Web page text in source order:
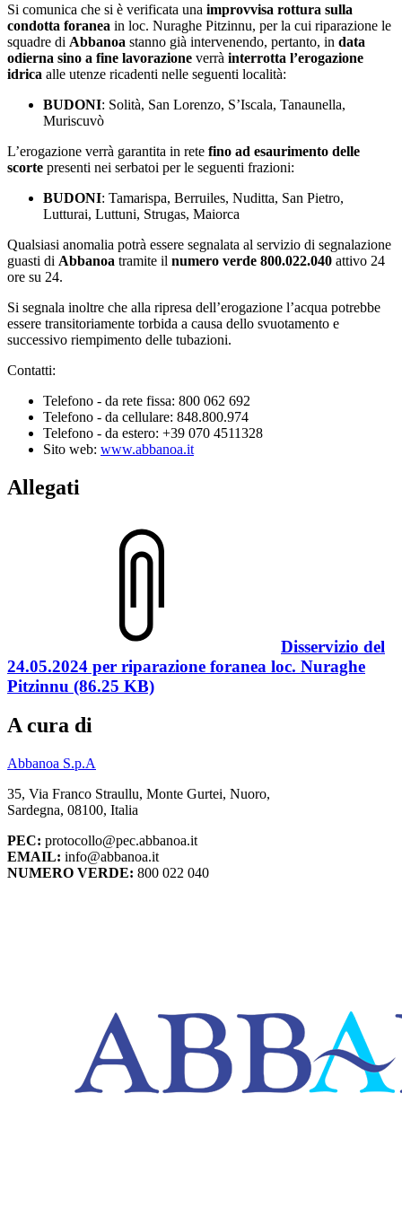
Si comunica che si è verificata una improvvisa rottura sulla
condotta foranea in loc. Nuraghe Pitzinnu, per la cui riparazione le
squadre di Abbanoa stanno già intervenendo, pertanto, in data
odierna sino a fine lavorazione verrà interrotta l’erogazione
idrica alle utenze ricadenti nelle seguenti località:
BUDONI: Solità, San Lorenzo, S’Iscala, Tanaunella,
Muriscuvò
L’erogazione verrà garantita in rete fino ad esaurimento delle
scorte presenti nei serbatoi per le seguenti frazioni:
BUDONI: Tamarispa, Berruiles, Nuditta, San Pietro,
Lutturai, Luttuni, Strugas, Maiorca
Qualsiasi anomalia potrà essere segnalata al servizio di segnalazione
guasti di Abbanoa tramite il numero verde 800.022.040 attivo 24
ore su 24.
Si segnala inoltre che alla ripresa dell’erogazione l’acqua potrebbe
essere transitoriamente torbida a causa dello svuotamento e
successivo riempimento delle tubazioni.
Contatti:
Telefono - da rete fissa: 800 062 692
Telefono - da cellulare: 848.800.974
Telefono - da estero: +39 070 4511328
Sito web: www.abbanoa.it
Allegati
Disservizio del
24.05.2024 per riparazione foranea loc. Nuraghe
Pitzinnu (86.25 KB)
A cura di
Abbanoa S.p.A
35, Via Franco Straullu, Monte Gurtei, Nuoro,
Sardegna, 08100, Italia
PEC: protocollo@pec.abbanoa.it
EMAIL: info@abbanoa.it
NUMERO VERDE: 800 022 040